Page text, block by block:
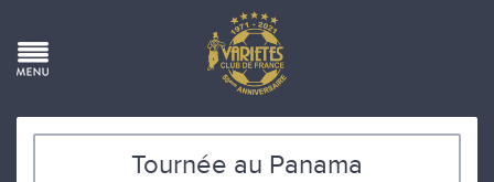
Tournée au Panama